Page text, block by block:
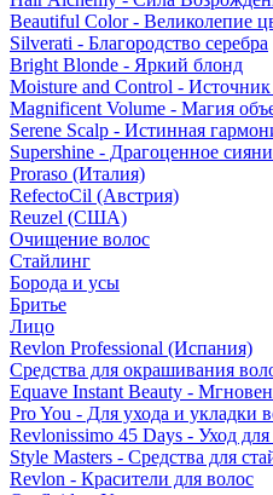
Beautiful Color - Великолепие
Silverati - Благородство серебра
Bright Blonde - Яркий блонд
Moisture and Control -
Magnificent Volume - Магия
Serene Scalp - Истинная
Supershine - Драгоценное
Proraso (Италия)
RefectoCil (Австрия)
Reuzel (США)
Очищение волос
Стайлинг
Борода и усы
Бритье
Лицо
Revlon Professional (Испания)
Средства для окрашивания
Equave Instant Beauty -
Pro You - Для ухода и укладки
Revlonissimo 45 Days - Уход
Style Masters - Средства для
Revlon - Красители для волос